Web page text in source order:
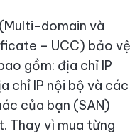
domain và
– UCC) bảo vệ
gồm: địa chỉ IP
chỉ IP nội bộ và các
của bạn (SAN)
Thay vì mua từng